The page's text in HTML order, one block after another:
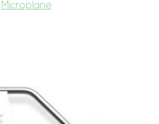
Microplane